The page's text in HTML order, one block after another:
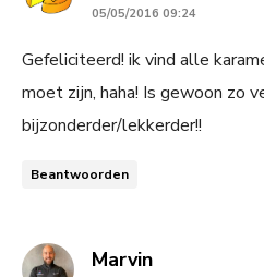
05/05/2016 09:24
Gefeliciteerd! ik vind alle
moet zijn, haha! Is gewoon zo
bijzonderder/lekkerder!!
Beantwoorden
Marvinsays: